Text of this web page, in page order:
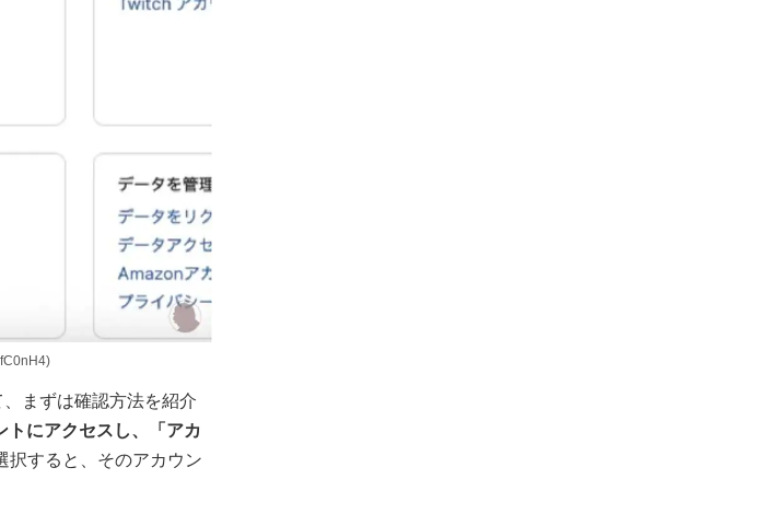
まずは確認方法を紹介
にアクセスし、「アカ
択すると、そのアカウン